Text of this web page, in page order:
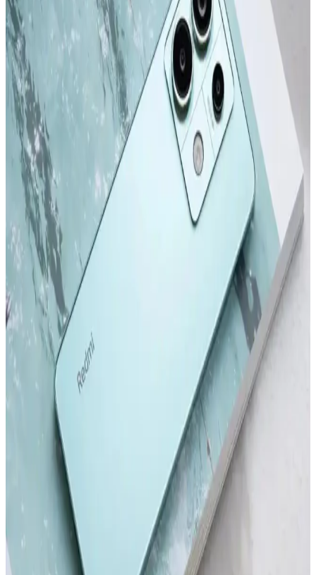
Apple iPhone 16 Pro Max 512GB Siyah: Gelişmiş
Kamera ve Yüksek Performanslı Akıllı Telefon
iPhone 16 Pro Max, titanyum tasarımı, 6,9 inç ekran ve gelişmiş
kameralarıyla öne çıkan yüksek performanslı akıllı telefon. Uzun pil
ömrü ve yenilikçi özellikleriyle kullanıcıların beklentilerini karşılar.
Apple iPhone Serisinin Güncel Modelleri ve
Gelecekteki Yenilikler Hakkında Bilgi
2022 ve sonrası iPhone modelleri, tasarım ve performans alanında
önemli adımlar atıyor. Yeni modeller ve teknolojik gelişmelerle ilgili
detaylar, kullanıcıların bilinçli tercihler yapmasını sağlıyor.
Samsung Galaxy S24 ve S24 Ultra Karşılaştırması:
Özellikler ve Kullanıcı Deneyimleri
Samsung Galaxy S24 ve S24 Ultra modellerinin tasarım, ekran,
kamera ve performans özelliklerini karşılaştırıyoruz. Güncellemeler
ve kullanıcı deneyimleriyle ilgili önemli bilgiler içerir.
Redmi Note 11 Pro ve Redmi Note 12 Pro
Karşılaştırması: Özellikler ve Farklar
Redmi Note 11 Pro ve Redmi Note 12 Pro modellerinin tasarım,
performans, kamera ve batarya özelliklerini karşılaştırıyoruz. Hangi
modelin ihtiyaçlarınıza uygun olduğunu belirlemenize yardımcı olur.
Samsung'un İlk Akıllı Telefonu ve Teknolojideki
Gelişimi Üzerine Detaylı İnceleme
Samsung'un ilk akıllı telefonu hakkında bilgi olmamakla birlikte,
markanın teknoloji yolculuğu ve Galaxy serisinin gelişimi öne
Akıllı Telefon ve Tabletlerde Dosya Temizleme ve
Performans Optimizasyonu
Akıllı telefon ve tabletlerde düzenli dosya temizliği, cihaz
performansını artırır ve depolama alanını genişletir. Güvenilir araçlar
ve doğru yöntemlerle gereksiz dosyalardan kurtulun.